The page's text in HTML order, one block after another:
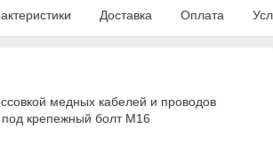
Доставка Оплата
медных кабелей и проводов
крепежный болт М16